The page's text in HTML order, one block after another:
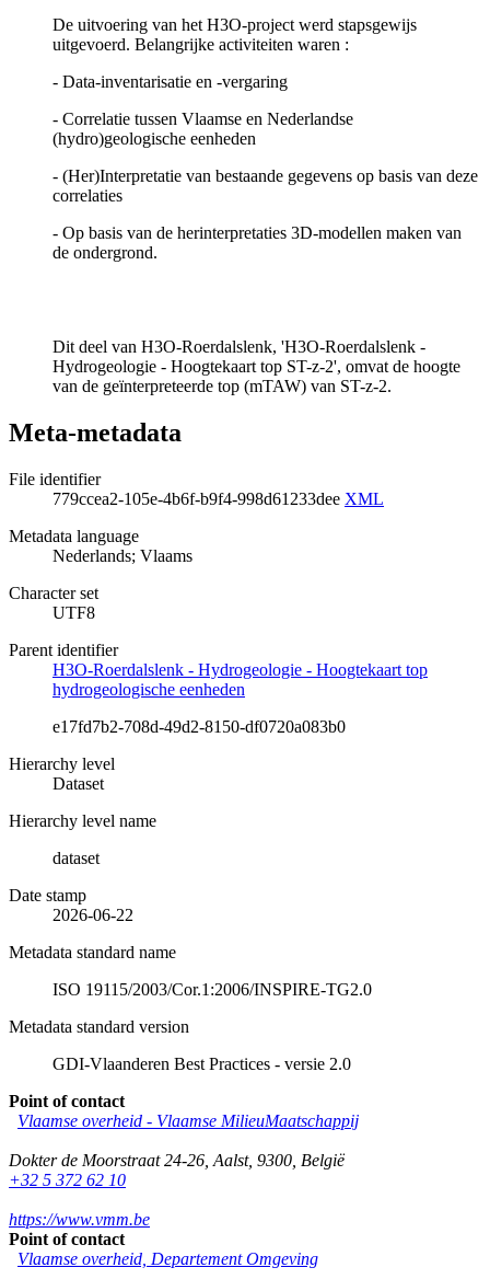
De uitvoering van het H3O-project werd stapsgewijs
uitgevoerd. Belangrijke activiteiten waren :
- Data-inventarisatie en -vergaring
- Correlatie tussen Vlaamse en Nederlandse
(hydro)geologische eenheden
- (Her)Interpretatie van bestaande gegevens op basis van deze
correlaties
- Op basis van de herinterpretaties 3D-modellen maken van
de ondergrond.
Dit deel van H3O-Roerdalslenk, 'H3O-Roerdalslenk -
Hydrogeologie - Hoogtekaart top ST-z-2', omvat de hoogte
van de geïnterpreteerde top (mTAW) van ST-z-2.
Meta-metadata
File identifier
779ccea2-105e-4b6f-b9f4-998d61233dee XML
Metadata language
Nederlands; Vlaams
Character set
UTF8
Parent identifier
H3O-Roerdalslenk - Hydrogeologie - Hoogtekaart top
hydrogeologische eenheden
e17fd7b2-708d-49d2-8150-df0720a083b0
Hierarchy level
Dataset
Hierarchy level name
dataset
Date stamp
2026-06-22
Metadata standard name
ISO 19115/2003/Cor.1:2006/INSPIRE-TG2.0
Metadata standard version
GDI-Vlaanderen Best Practices - versie 2.0
Point of contact
Vlaamse overheid - Vlaamse MilieuMaatschappij
Dokter de Moorstraat 24-26 Aalst, 9300 België
+32 5 372 62 10
https://www.vmm.be
Point of contact
Vlaamse overheid, Departement Omgeving